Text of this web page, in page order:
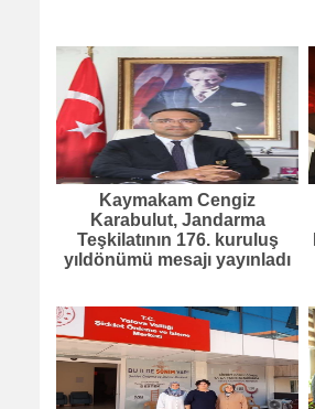
Kaymakam Cengiz
Karabulut, Jandarma
Teşkilatının 176. kuruluş
yıldönümü mesajı yayınladı